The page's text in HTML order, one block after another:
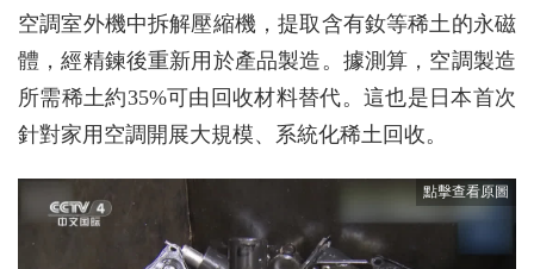
空調室外機中拆解壓縮機，提取含有釹等稀土的永磁
體，經精鍊後重新用於產品製造。據測算，空調製造
所需稀土約35%可由回收材料替代。這也是日本首次
針對家用空調開展大規模、系統化稀土回收。